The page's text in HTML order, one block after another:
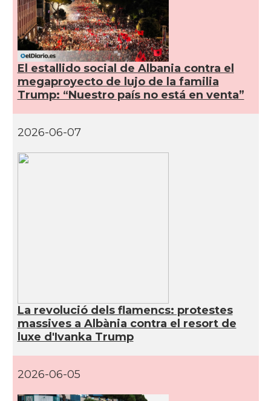
El estallido social de Albania contra el
megaproyecto de lujo de la familia
Trump: “Nuestro país no está en venta”
2026-06-07
La revolució dels flamencs: protestes
massives a Albània contra el resort de
luxe d'Ivanka Trump
2026-06-05